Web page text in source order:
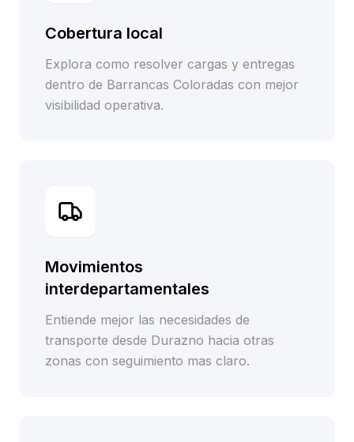
Cobertura local
Explora como resolver cargas y entregas
dentro de Barrancas Coloradas con mejor
visibilidad operativa.
Movimientos
interdepartamentales
Entiende mejor las necesidades de
transporte desde Durazno hacia otras
zonas con seguimiento mas claro.